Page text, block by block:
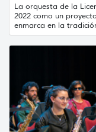
La orquesta de la
2022 como un
enmarca en la